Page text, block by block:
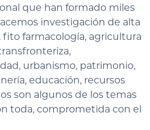
que han formado miles
investigación de alta
fito farmacología, agricultura
urbanismo, patrimonio,
educación, recursos
son algunos de los temas
toda, comprometida con el